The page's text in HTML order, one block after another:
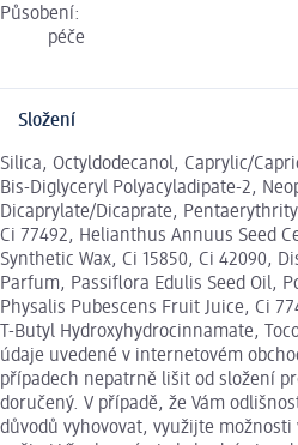
Působení:
péče
Složení
Silica, Octyldodecanol, Caprylic/
Bis-Diglyceryl Polyacyladipate-2,
Dicaprylate/Dicaprate,
Ci 77492, Helianthus Annuus Seed
Synthetic Wax, Ci 15850, Ci 42090,
Parfum, Passiflora Edulis Seed Oil,
Physalis Pubescens Fruit Juice, Ci
T-Butyl Hydroxyhydrocinnamate,
údaje uvedené v internetovém
případech nepatrně lišit od složení
doručený. V případě, že Vám
důvodů vyhovovat, využijte